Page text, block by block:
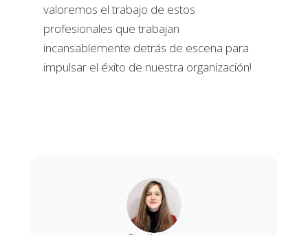
valoremos el trabajo de estos
profesionales que trabajan
incansablemente detrás de escena para
impulsar el éxito de nuestra organización!